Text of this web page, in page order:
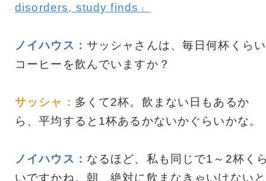
disorders, study finds」
ノイハウス： サッシャさんは、毎日何杯くらい
コーヒーを飲んでいますか？
サッシャ： 多くて2杯。飲まない日もあるか
ら、平均すると1杯あるかないかぐらいかな。
ノイハウス： なるほど、私も同じで1～2杯く
いですかね。朝、絶対に飲まなきゃいけないと